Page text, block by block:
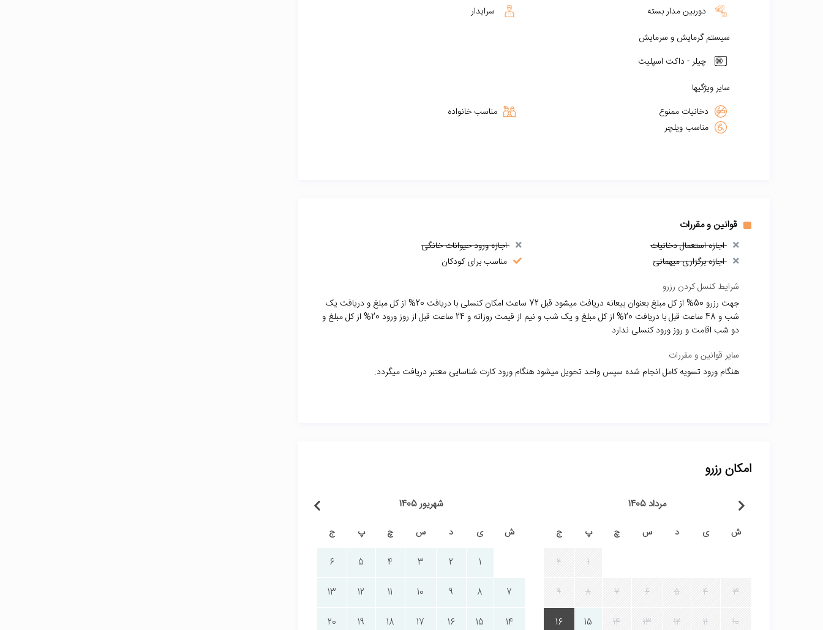
دوربین مدار بسته
سرایدار
سیستم گرمایش و سرمایش
چیلر - داکت اسپلیت
سایر ویژگیها
دخانیات ممنوع
مناسب خانواده
مناسب ویلچر
قوانین و مقررات
اجازه استعمال دخانیات
اجازه ورود حیوانات خانگی
اجازه برگزاری میهمانی
مناسب برای کودکان
شرایط کنسل کردن رزرو
جهت رزرو 50% از کل مبلغ بعنوان بیعانه دریافت میشود قبل 72 ساعت امکان کنسلی با دریافت 20% از کل مبلغ و دریافت یک
شب و 48 ساعت قبل با دریافت 20% از کل مبلغ و یک شب و نیم از قیمت روزانه و 24 ساعت قبل از روز ورود 20% از کل مبلغ و
دو شب اقامت و روز ورود کنسلی ندارد
سایر قوانین و مقررات
هنگام ورود تسویه کامل انجام شده سپس واحد تحویل میشود هنگام ورود کارت شناسایی معتبر دریافت میگردد.
امکان رزرو
مرداد 1405
ش ی د س چ پ ج
1
2
3
4
5
6
7
8
9
10
11
12
13
14
15
16
شهریور 1405
ش ی د س چ پ ج
1
2
3
4
5
6
7
8
9
10
11
12
13
14
15
16
17
18
19
20